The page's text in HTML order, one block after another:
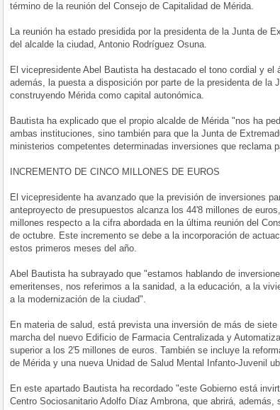
término de la reunión del Consejo de Capitalidad de Mérida.
La reunión ha estado presidida por la presidenta de la Junta de
del alcalde la ciudad, Antonio Rodríguez Osuna.
El vicepresidente Abel Bautista ha destacado el tono cordial y
además, la puesta a disposición por parte de la presidenta de la
construyendo Mérida como capital autonómica.
Bautista ha explicado que el propio alcalde de Mérida "nos ha
ambas instituciones, sino también para que la Junta de
ministerios competentes determinadas inversiones que reclama
INCREMENTO DE CINCO MILLONES DE EUROS
El vicepresidente ha avanzado que la previsión de inversiones
anteproyecto de presupuestos alcanza los 44'8 millones de
millones respecto a la cifra abordada en la última reunión del
de octubre. Este incremento se debe a la incorporación de
estos primeros meses del año.
Abel Bautista ha subrayado que "estamos hablando de
emeritenses, nos referimos a la sanidad, a la educación, a la
a la modernización de la ciudad".
En materia de salud, está prevista una inversión de más de
marcha del nuevo Edificio de Farmacia Centralizada y
superior a los 2'5 millones de euros. También se incluye la
de Mérida y una nueva Unidad de Salud Mental Infanto-Juvenil
En este apartado Bautista ha recordado "este Gobierno está
Centro Sociosanitario Adolfo Díaz Ambrona, que abrirá, además,